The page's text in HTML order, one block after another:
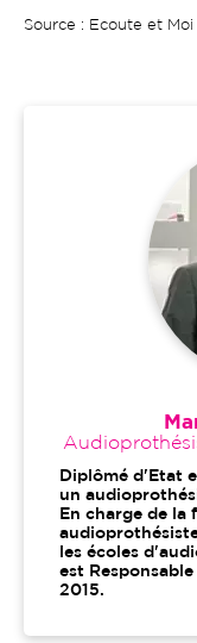
Source : Ecoute et Moi
Diplômé d'Etat
un
En charge de la
les écoles
est
2015.